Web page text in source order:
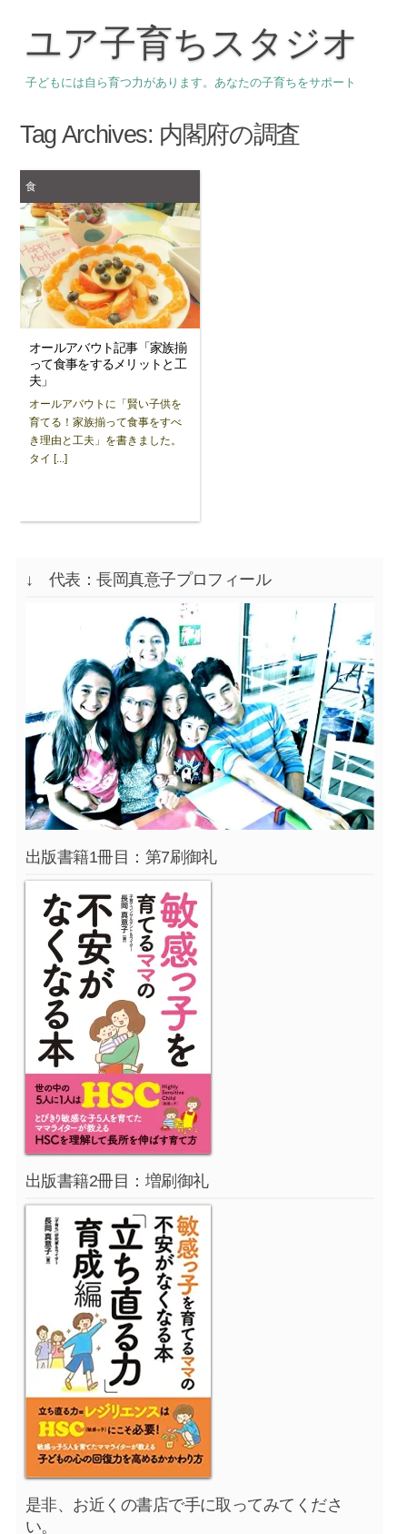
ユア子育ちスタジオ
子どもには自ら育つ力があります。あなたの子育ちをサポート
Tag Archives: 内閣府の調査
食
オールアバウト記事「家族揃
って食事をするメリットと工
夫」
オールアバウトに「賢い子供を
育てる！家族揃って食事をすべ
き理由と工夫」を書きました。
タイ [...]
↓ 代表：長岡真意子プロフィール
出版書籍1冊目：第7刷御礼
出版書籍2冊目：増刷御礼
是非、お近くの書店で手に取ってみてくださ
い。